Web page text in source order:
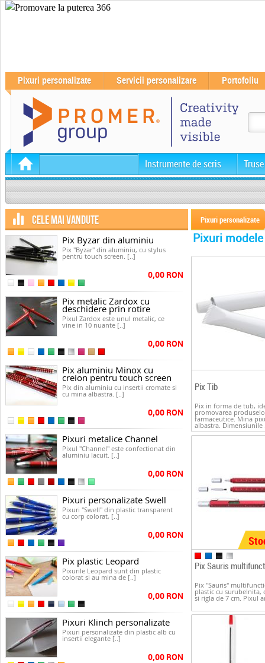
Pixuri personalizate Servicii personalizare Portofoliu
Instrumente de scris
CELE MAI VANDUTE
Pix Byzar din aluminiu
Pix "Byzar" din aluminiu, cu stylus
pentru touch screen. [..]
0,00 RON
Pix metalic Zardox cu
deschidere prin rotire
Pixul Zardox este unul metalic, ce
vine in 10 nuante [..]
0,00 RON
Pix aluminiu Minox cu
creion pentru touch screen
Pix din aluminiu cu insertii cromate si
cu mina albastra. [..]
0,00 RON
Pixuri metalice Channel
Pixul "Channel" este confectionat din
aluminiu lacuit. [..]
0,00 RON
Pixuri personalizate Swell
Pixuri "Swell" din plastic transparent
cu corp colorat, [..]
0,00 RON
Pix plastic Leopard
Pixurile Leopard sunt din plastic
colorat si au mina de [..]
0,00 RON
Pixuri Klinch personalizate
Pixuri personalizate din plastic alb cu
insertii elegante [..]
0,00 RON
Pixuri personalizate
Pixuri
Pix Tib
Pix in forma de tub,
promovarea
farmaceutice. Mina
albastra. Dimensiunile
Pix Sauris
Pix "Sauris"
plastic cu surubelnita,
si rigla de 7 cm. Pixul